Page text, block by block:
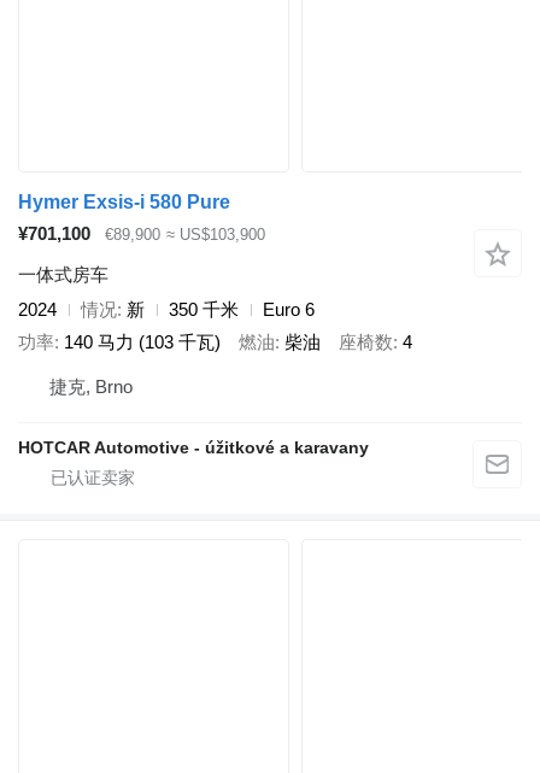
Hymer Exsis-i 580 Pure
¥701,100
€89,900 ≈ US$103,900
一体式房车
2024
情况 新 350 千米
Euro 6
功率 140 马力 (103 千瓦) 燃油 柴油 座椅数 4
捷克, Brno
HOTCAR Automotive - úžitkové a karavany